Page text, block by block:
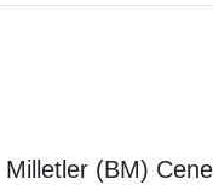
(BM)